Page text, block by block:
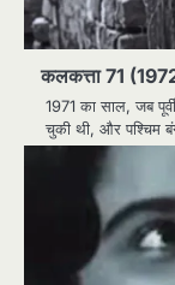
कलकत्ता 71
1971 का साल, जब
चुकी थी, और पश्चिम